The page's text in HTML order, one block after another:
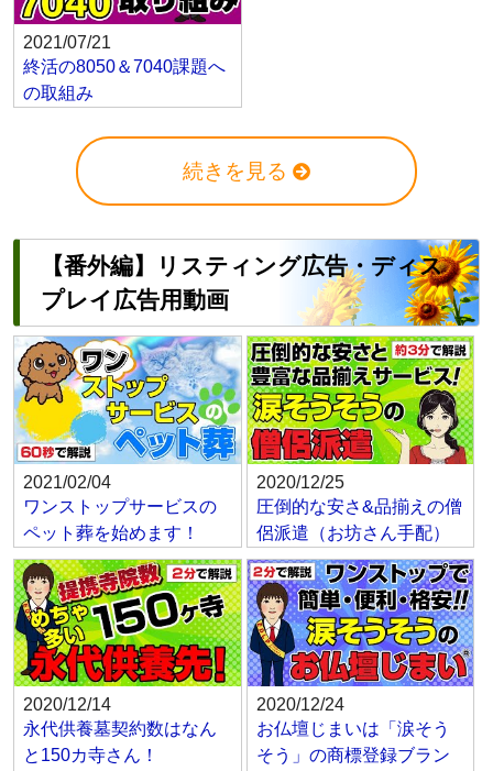
2021/07/21
終活の8050＆7040課題へ
の取組み
続きを見る
【番外編】リスティング広告・ディス
プレイ広告用動画
2021/02/04
ワンストップサービスの
ペット葬を始めます！
2020/12/25
圧倒的な安さ&品揃えの僧
侶派遣（お坊さん手配）
2020/12/14
永代供養墓契約数はなん
と150カ寺さん！
2020/12/24
お仏壇じまいは「涙そう
そう」の商標登録ブラン